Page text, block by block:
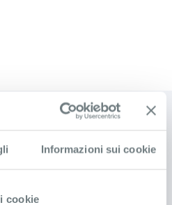
Informazioni sui cookie
cookie
grazie alla formula all